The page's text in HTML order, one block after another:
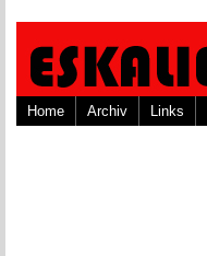
Home Archiv Links